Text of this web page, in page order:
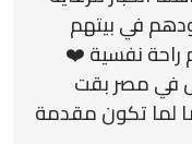
في بيتهم
راحة نفسية ❤️
في مصر بقت
لما تكون مقدمة